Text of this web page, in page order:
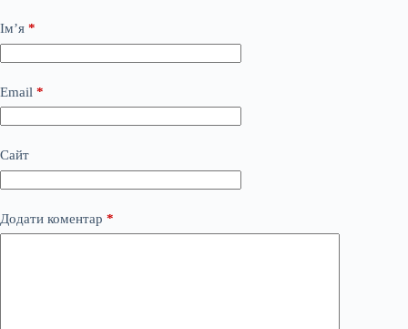
Ім’я *
Email *
Сайт
Додати коментар *